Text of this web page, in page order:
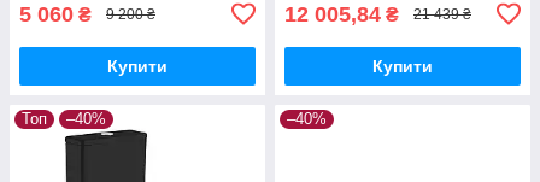
5 060 ₴ 9 200 ₴
Купити
12 005,84 ₴ 21 439 ₴
Купити
Топ –40% –40%